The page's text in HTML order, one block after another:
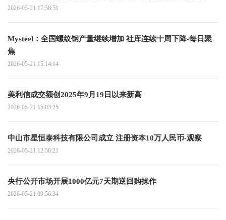
调研
2026-05-21 17:58:51
Mysteel：全国螺纹钢产量继续增加 社库连续十周下降-每日聚
焦
2026-05-21 15:14:14
美利信成交额创2025年9月19日以来新高
2026-05-21 15:03:25
中山市星恒泰科技有限公司成立 注册资本10万人民币-观察
2026-05-21 12:56:21
央行公开市场开展1000亿元7天期逆回购操作
2026-05-21 09:56:34